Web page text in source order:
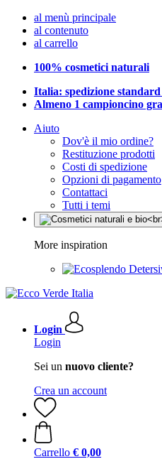
al menù principale
al contenuto
al carrello
100% cosmetici naturali
Italia: spedizione
Almeno 1 campioncino
Aiuto
Dov'è il mio ordine?
Restituzione prodotti
Costi di spedizione
Opzioni di pagamento
Contattaci
Tutti i temi
More inspiration
Login
Login
Sei un nuovo cliente?
Crea un account
Carrello € 0,00